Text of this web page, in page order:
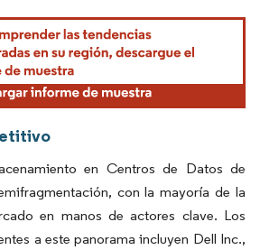
El uso requiere atribución según CC BY 4.0.
en Centros de Datos de
con la mayoría de la
en manos de actores clave. Los
a este panorama incluyen Dell Inc.,